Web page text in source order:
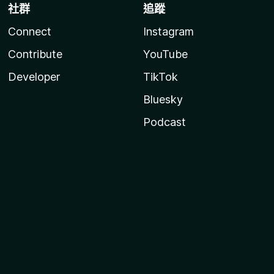
社群
Connect
Contribute
Developer
追蹤
Instagram
YouTube
TikTok
Bluesky
Podcast